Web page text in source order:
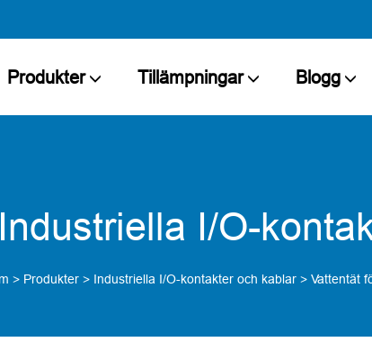
Produkter Tillämpningar Blogg
Industriella I/O-
> Produkter> Industriella I/O-kontakter och kablar> Vattentät